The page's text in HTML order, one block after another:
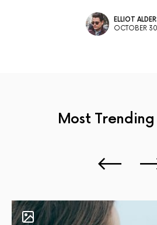
ELLIOT
OCTOBER
Most Trending